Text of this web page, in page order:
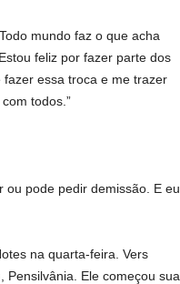
mundo faz o que acha
feliz por fazer parte dos
essa troca e me trazer
todos.”
ou pode pedir demissão. E eu
na quarta-feira. Vers
Pensilvânia. Ele começou sua